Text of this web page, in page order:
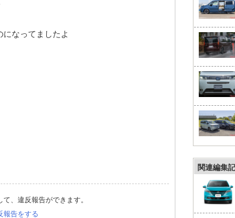
なってましたよ
、違反報告ができます。
報告をする
関連編集